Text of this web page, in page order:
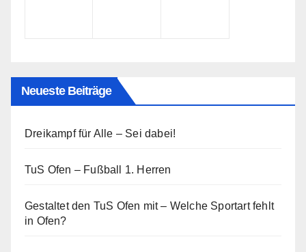
Neueste Beiträge
Dreikampf für Alle – Sei dabei!
TuS Ofen – Fußball 1. Herren
Gestaltet den TuS Ofen mit – Welche Sportart fehlt
in Ofen?